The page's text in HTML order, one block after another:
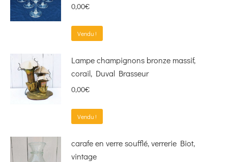
0,00€
Vendu !
Lampe champignons bronze massif,
corail, Duval Brasseur
0,00€
Vendu !
carafe en verre soufflé, verrerie Biot,
vintage